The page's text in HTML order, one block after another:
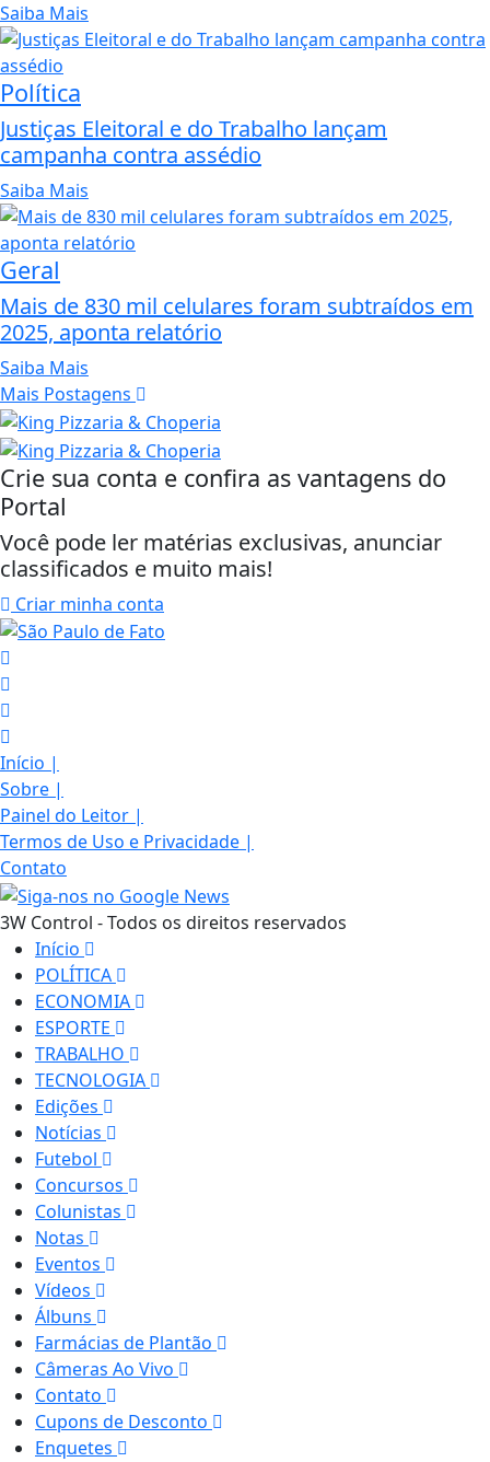
Saiba Mais
Política
Justiças Eleitoral e do Trabalho lançam
campanha contra assédio
Saiba Mais
Geral
Mais de 830 mil celulares foram subtraídos em
2025, aponta relatório
Saiba Mais
Mais Postagens
Crie sua conta e confira as vantagens do
Portal
Você pode ler matérias exclusivas, anunciar
classificados e muito mais!
Criar minha conta
Início |
Sobre |
Painel do Leitor |
Termos de Uso e Privacidade |
Contato
3W Control - Todos os direitos reservados
Início
POLÍTICA
ECONOMIA
ESPORTE
TRABALHO
TECNOLOGIA
Edições
Notícias
Futebol
Concursos
Colunistas
Notas
Eventos
Vídeos
Álbuns
Farmácias de Plantão
Câmeras Ao Vivo
Contato
Cupons de Desconto
Enquetes